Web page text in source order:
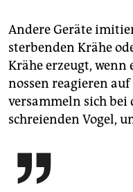
Andere Geräte
sterbenden Krähe
Krähe erzeugt,
nos­sen reagieren
versammeln sich
schreienden Vogel,
